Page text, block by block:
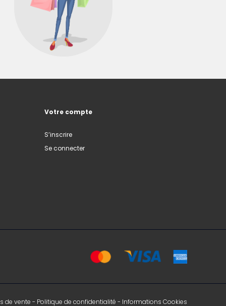
Votre compte
S’inscrire
Se connecter
de vente - Politique de confidentialité - Informations Cookies